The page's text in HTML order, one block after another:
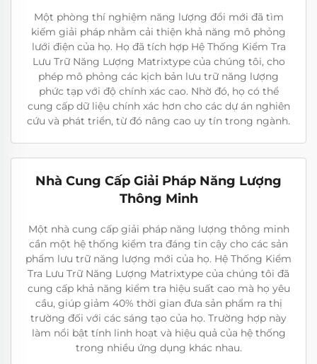
Một phòng thí nghiệm năng lượng đổi mới đã tìm
kiếm giải pháp nhằm cải thiện khả năng mô phỏng
lưới điện của họ. Họ đã tích hợp Hệ Thống Kiểm Tra
Lưu Trữ Năng Lượng Matrixtype của chúng tôi, cho
phép mô phỏng các kịch bản lưu trữ năng lượng
phức tạp với độ chính xác cao. Nhờ đó, họ có thể
cung cấp dữ liệu chính xác hơn cho các dự án nghiên
cứu và phát triển, từ đó nâng cao uy tín trong ngành.
Nhà Cung Cấp Giải Pháp Năng Lượng
Thông Minh
Một nhà cung cấp giải pháp năng lượng thông minh
cần một hệ thống kiểm tra đáng tin cậy cho các sản
phẩm lưu trữ năng lượng mới của họ. Hệ Thống Kiểm
Tra Lưu Trữ Năng Lượng Matrixtype của chúng tôi đã
cung cấp khả năng kiểm tra hiệu suất cao mà họ yêu
cầu, giúp giảm 40% thời gian đưa sản phẩm ra thị
trường đối với các sáng tạo của họ. Trường hợp này
làm nổi bật tính linh hoạt và hiệu quả của hệ thống
trong nhiều ứng dụng khác nhau.